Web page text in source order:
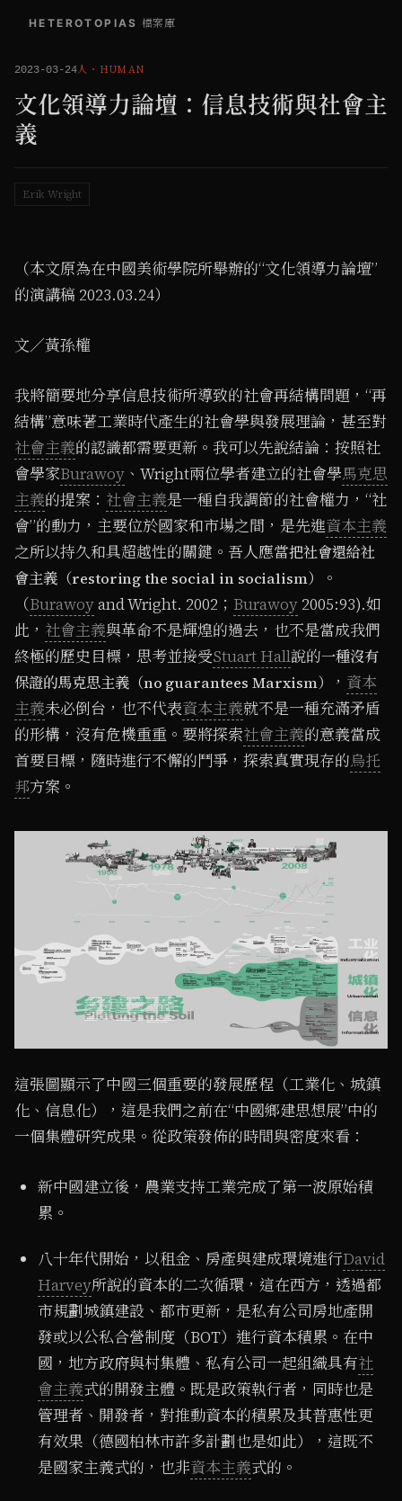
HETEROTOPIAS 檔案庫
2023-03-24人 ・ HUMAN
文化領導力論壇：信息技術與社會主
義
Erik Wright
（本文原為在中國美術學院所舉辦的“文化領導力論壇”
的演講稿 2023.03.24）
文／黃孫權
我將簡要地分享信息技術所導致的社會再結構問題，“再
結構”意味著工業時代產生的社會學與發展理論，甚至對
社會主義的認識都需要更新。我可以先說結論：按照社
會學家Burawoy 、Wright兩位學者建立的社會學馬克思
主義的提案： 社會主義是一種自我調節的社會權力，“社
會”的動力，主要位於國家和市場之間，是先進資本主義
之所以持久和具超越性的關鍵。吾人應當把社會還給社
會主義（restoring the social in socialism）
。
（Burawoyand Wright. 2002； Burawoy 2005:93).如
此， 社會主義與革命不是輝煌的過去，也不是當成我們
終極的歷史目標，思考並接受Stuart Hall說的一種沒有
保證的馬克思主義（no guarantees Marxism）
， 資本
主義未必倒台，也不代表資本主義就不是一種充滿矛盾
的形構，沒有危機重重。要將探索社會主義的意義當成
首要目標，隨時進行不懈的鬥爭，探索真實現存的烏托
邦方案。
這張圖顯示了中國三個重要的發展歷程（工業化、城鎮
化、信息化），這是我們之前在“中國鄉建思想展”中的
一個集體研究成果。從政策發佈的時間與密度來看：
新中國建立後，農業支持工業完成了第一波原始積
累。
八十年代開始，以租金、房產與建成環境進行David
Harvey所說的資本的二次循環，這在西方，透過都
市規劃城鎮建設、都市更新，是私有公司房地產開
發或以公私合營制度（BOT）進行資本積累。在中
國，地方政府與村集體、私有公司一起組織具有社
會主義式的開發主體。既是政策執行者，同時也是
管理者、開發者，對推動資本的積累及其普惠性更
有效果（德國柏林市許多計劃也是如此），這既不
是國家主義式的，也非資本主義式的。